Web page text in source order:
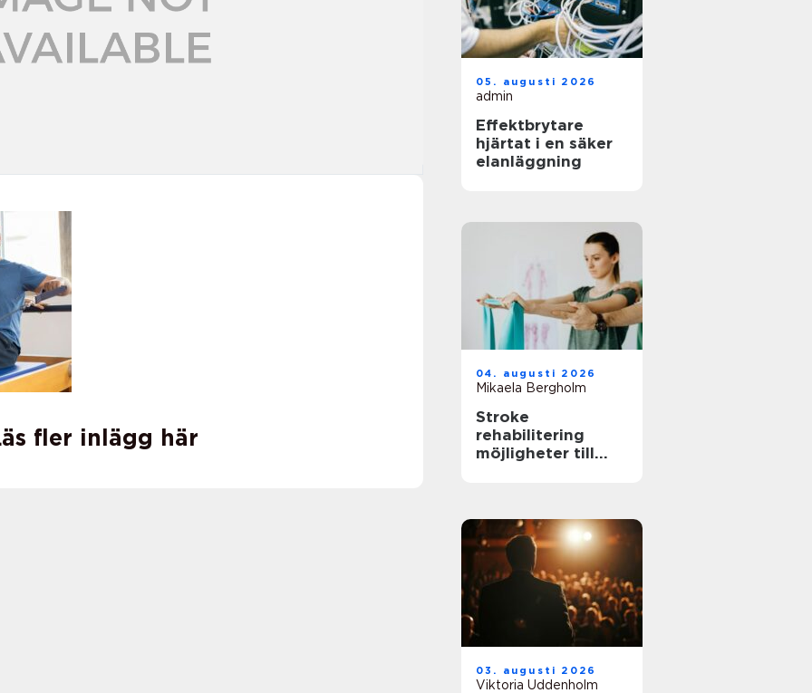
fler inlägg här
05. augusti 2026
admin
Effektbrytare
hjärtat i en säker
elanläggning
04. augusti 2026
Mikaela Bergholm
Stroke
rehabilitering
möjligheter till
03. augusti 2026
Viktoria Uddenholm